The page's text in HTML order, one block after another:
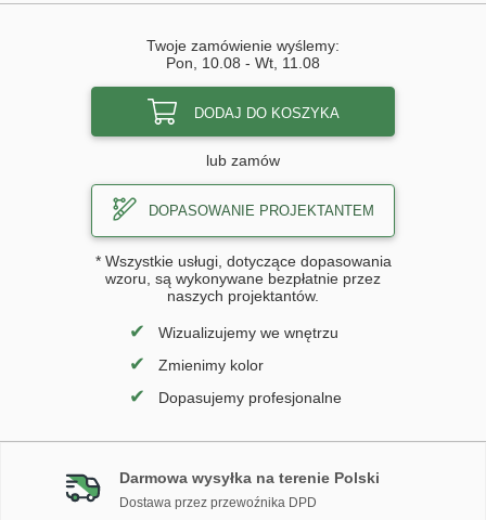
Twoje zamówienie wyślemy:
Pon, 10.08 - Wt, 11.08
DODAJ DO KOSZYKA
lub zamów
DOPASOWANIE PROJEKTANTEM
* Wszystkie usługi, dotyczące dopasowania
wzoru, są wykonywane bezpłatnie przez
naszych projektantów.
✔ Wizualizujemy we wnętrzu
✔ Zmienimy kolor
✔ Dopasujemy profesjonalne
Darmowa wysyłka na terenie Polski
Dostawa przez przewoźnika DPD